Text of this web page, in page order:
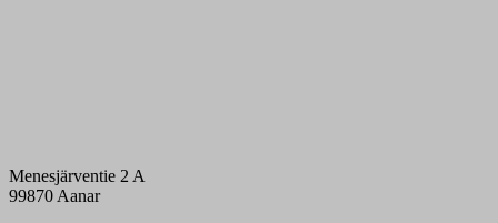
Menesjärventie 2 A
99870 Aanar